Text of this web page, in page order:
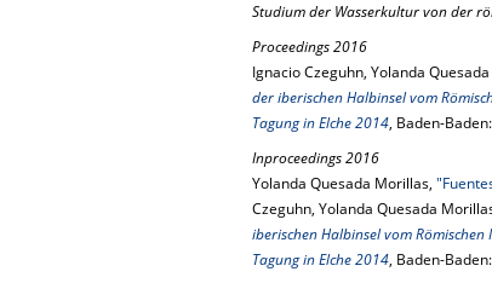
Studium der Wasserkultur von der
Proceedings 2016
Ignacio Czeguhn, Yolanda
der iberischen Halbinsel vom
Tagung in Elche 2014, Baden-
Inproceedings 2016
Yolanda Quesada Morillas,
Czeguhn, Yolanda Quesada
iberischen Halbinsel vom
Tagung in Elche 2014, Baden-